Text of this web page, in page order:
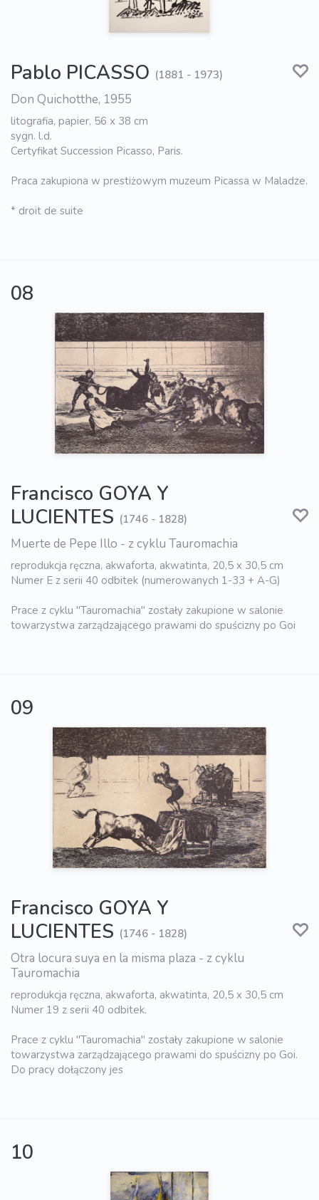
Pablo PICASSO (1881 - 1973)
Don Quichotthe, 1955
litografia, papier, 56 x 38 cm
sygn. l.d.
Certyfikat Succession Picasso, Paris.
Praca zakupiona w prestiżowym muzeum Picassa w Maladze.
* droit de suite
08
Francisco GOYA Y
LUCIENTES (1746 - 1828)
Muerte de Pepe Illo - z cyklu Tauromachia
reprodukcja ręczna, akwaforta, akwatinta, 20,5 x 30,5 cm
Numer E z serii 40 odbitek (numerowanych 1-33 + A-G)
Prace z cyklu "Tauromachia" zostały zakupione w salonie
towarzystwa zarządzającego prawami do spuścizny po Goi
09
Francisco GOYA Y
LUCIENTES (1746 - 1828)
Otra locura suya en la misma plaza - z cyklu
Tauromachia
reprodukcja ręczna, akwaforta, akwatinta, 20,5 x 30,5 cm
Numer 19 z serii 40 odbitek.
Prace z cyklu "Tauromachia" zostały zakupione w salonie
towarzystwa zarządzającego prawami do spuścizny po Goi.
Do pracy dołączony jes
10